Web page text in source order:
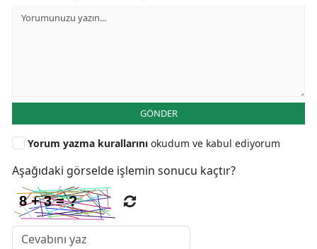
GÖNDER
Yorum yazma kurallarını okudum ve kabul ediyorum
Aşağıdaki görselde işlemin sonucu kaçtır?